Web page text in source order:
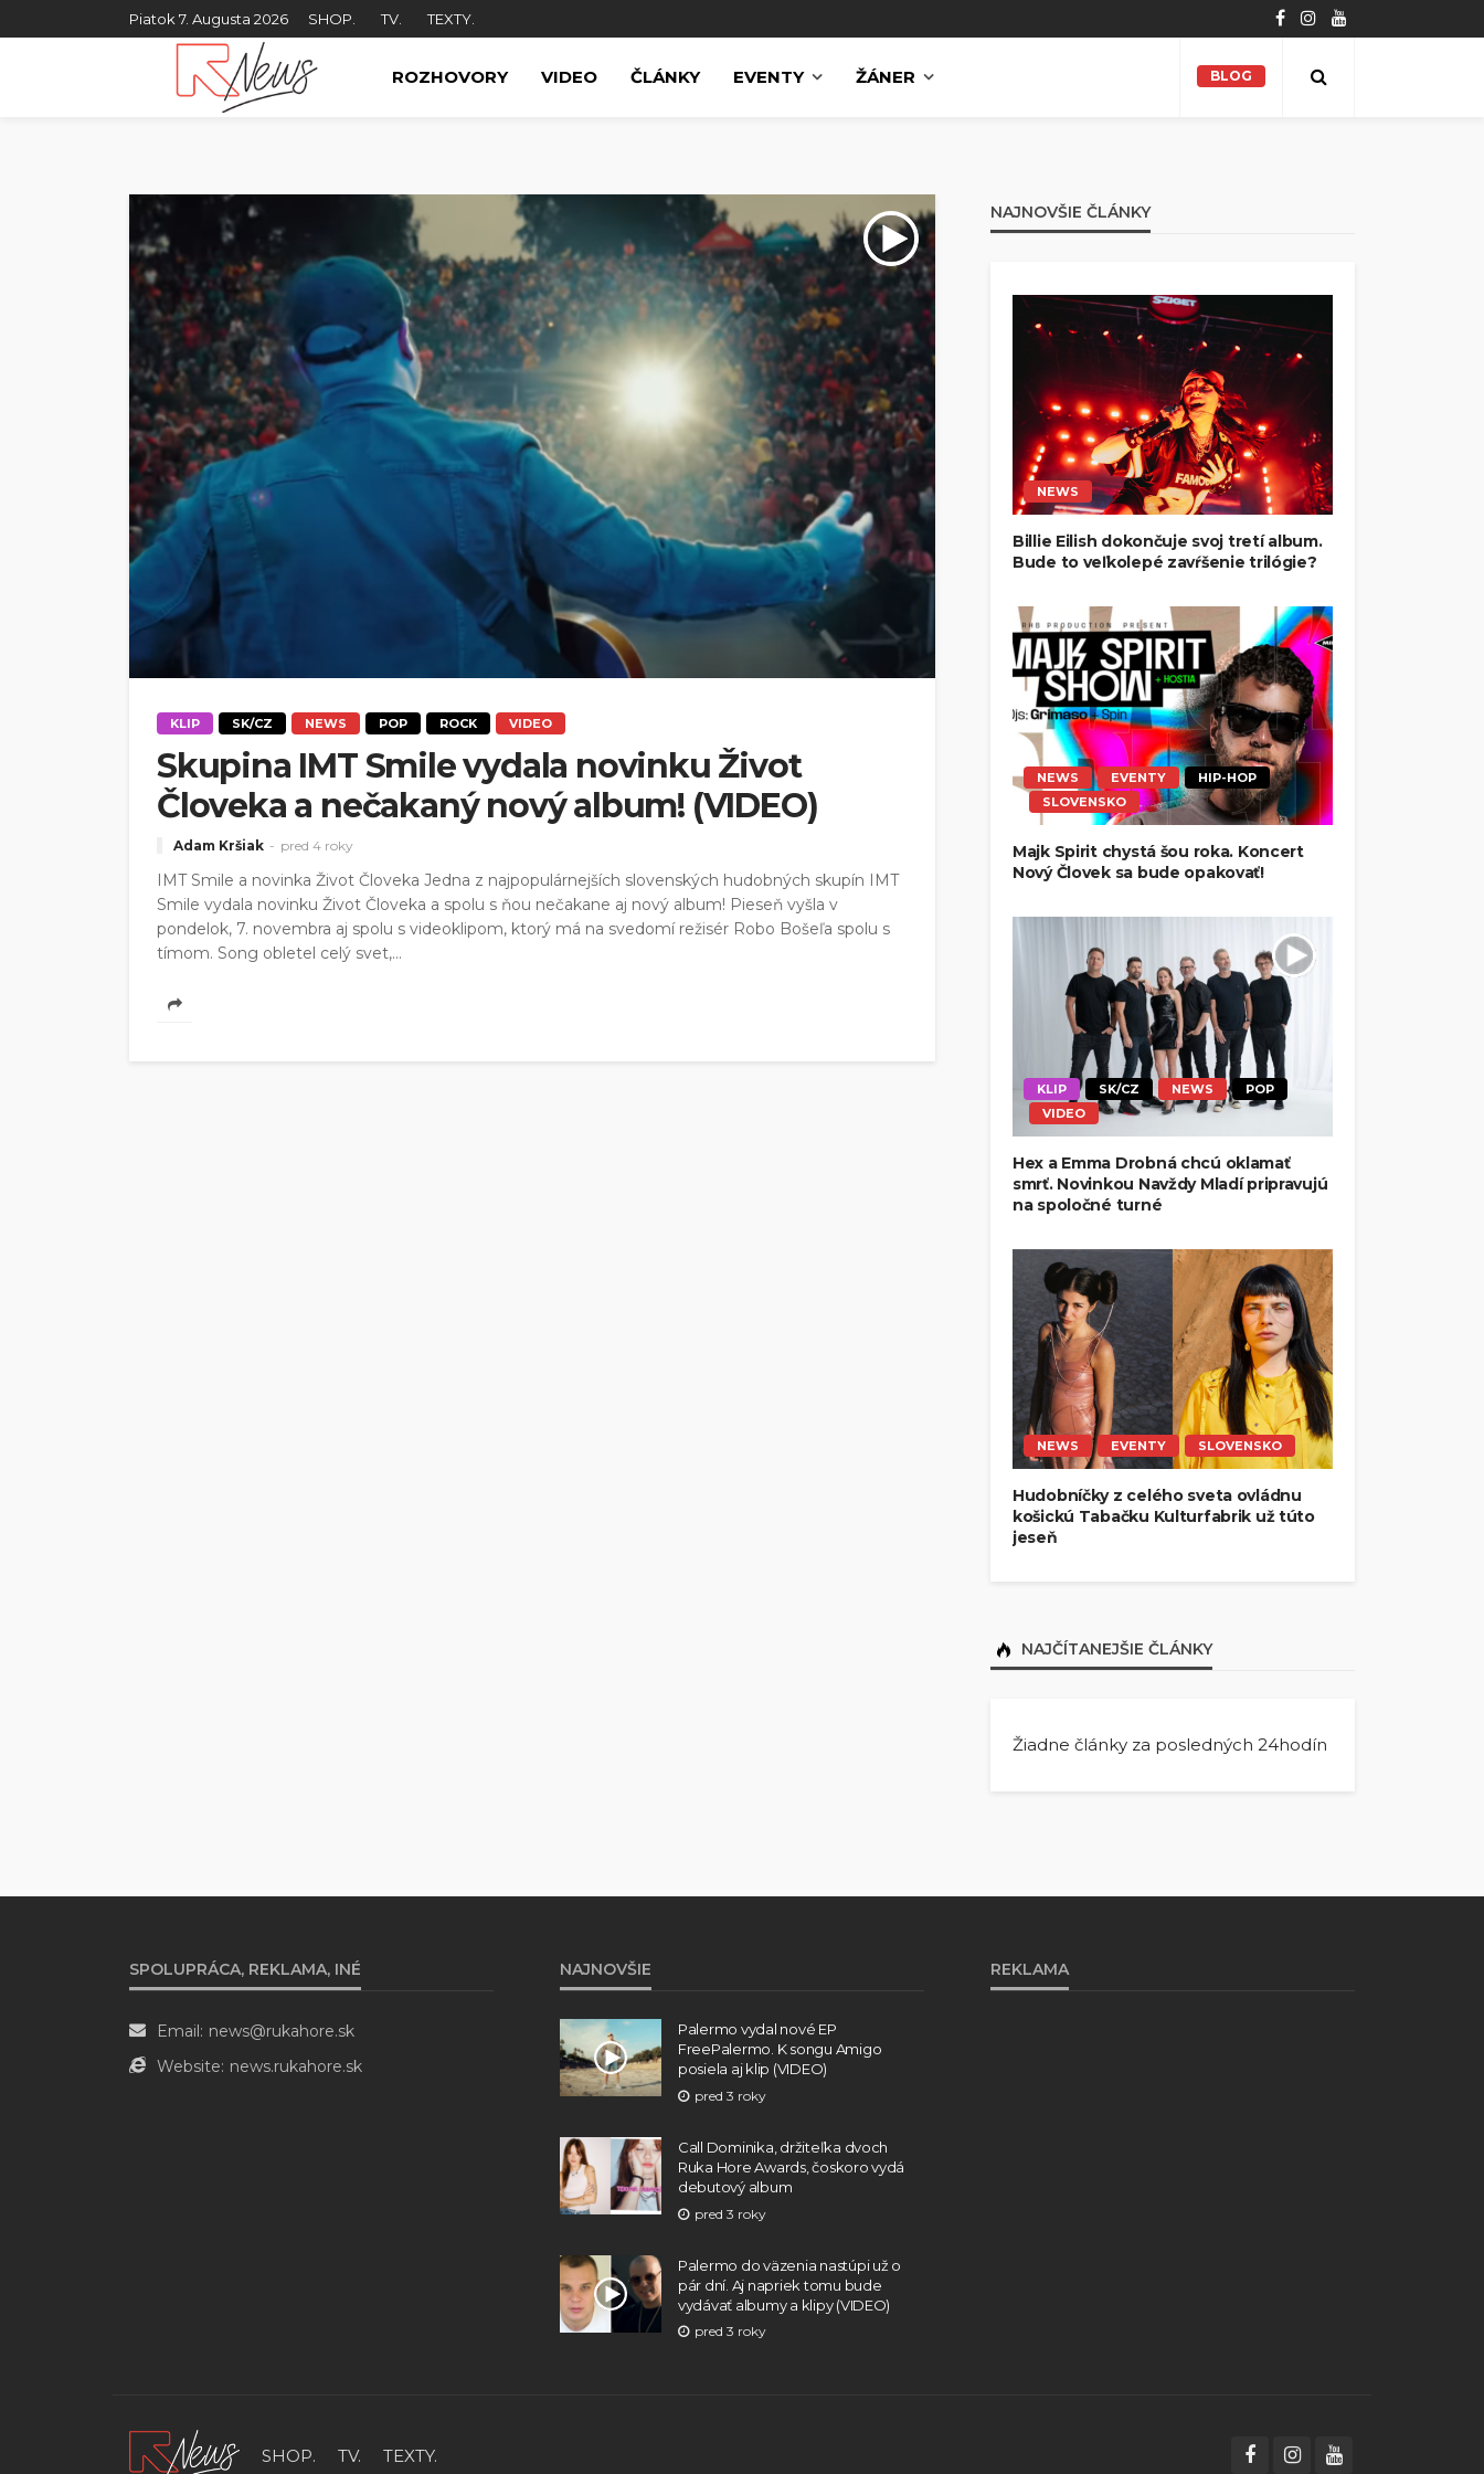
Piatok 7. Augusta 2026 SHOP. TV. TEXTY.
ROZHOVORY VIDEO ČLÁNKY EVENTY ŽÁNER BLOG
KLIP SK/CZ NEWS POP ROCK VIDEO
Skupina IMT Smile vydala novinku Život
Človeka a nečakaný nový album! (VIDEO)
Adam Kršiak pred 4 roky
IMT Smile a novinka Život Človeka Jedna z najpopulárnejších slovenských hudobných skupín IMT
Smile vydala novinku Život Človeka a spolu s ňou nečakane aj nový album! Pieseň vyšla v
pondelok, 7. novembra aj spolu s videoklipom, ktorý má na svedomí režisér Robo Bošeľa spolu s
tímom. Song obletel celý svet,...
NAJNOVŠIE ČLÁNKY
NEWS
Billie Eilish dokončuje svoj tretí album.
Bude to veľkolepé zavŕšenie trilógie?
NEWS EVENTY
HIP-HOP
SLOVENSKO
Majk Spirit chystá šou roka. Koncert
Nový Človek sa bude opakovať!
KLIP SK/CZ NEWS
POP
VIDEO
Hex a Emma Drobná chcú oklamať
smrť. Novinkou Navždy Mladí pripravujú
na spoločné turné
NEWS EVENTY SLOVENSKO
Hudobníčky z celého sveta ovládnu
košickú Tabačku Kulturfabrik už túto
jeseň
NAJČÍTANEJŠIE ČLÁNKY
Žiadne články za posledných 24hodín
SPOLUPRÁCA, REKLAMA, INÉ
Email: news@rukahore.sk
Website: news.rukahore.sk
NAJNOVŠIE
Palermo vydal nové EP
FreePalermo. K songu Amigo
posiela aj klip (VIDEO)
pred 3 roky
Call Dominika, držiteľka dvoch
Ruka Hore Awards, čoskoro vydá
debutový album
pred 3 roky
Palermo do väzenia nastúpi už o
pár dní. Aj napriek tomu bude
vydávať albumy a klipy (VIDEO)
pred 3 roky
REKLAMA
SHOP. TV. TEXTY.